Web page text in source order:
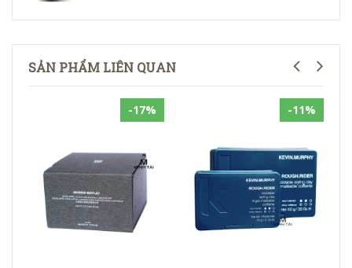
SẢN PHẨM LIÊN QUAN
-17% -11%